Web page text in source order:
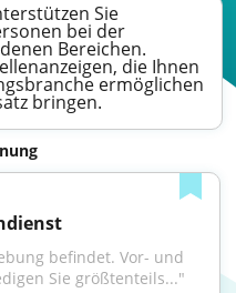
Sie
bei der
Bereichen.
die Ihnen
ermöglichen
bringen.
befindet. Vor- und
Sie größtenteils..."